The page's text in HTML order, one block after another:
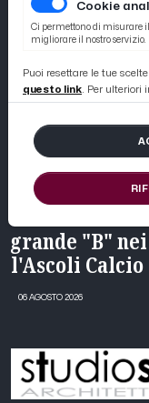
Offida
grande "B"
l'Ascoli Calcio
06 AGOSTO 2026
Cookie
Ci permettono di misurare
migliorare il nostro servizio.
Puoi resettare le tue
questo link. Per ulteriori
Ciclismo